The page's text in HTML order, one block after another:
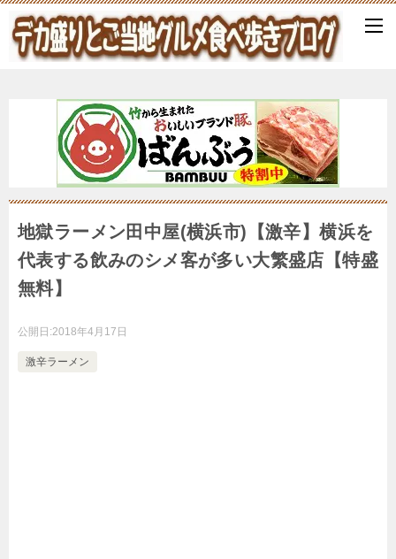
地獄ラーメン田中屋(横浜市)【激辛】横浜を
代表する飲みのシメ客が多い大繁盛店【特盛
無料】
公開日:2018年4月17日
激辛ラーメン